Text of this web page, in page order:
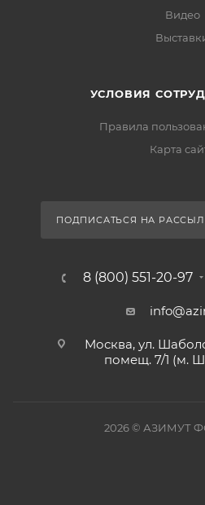
Видео
УСЛОВИЯ
Правила
Карта
ПОДПИСАТЬСЯ НА
8 (800) 551-20-97
Москва, ул.
помещ. 7/1 (м.
2026© АЗИМУТ